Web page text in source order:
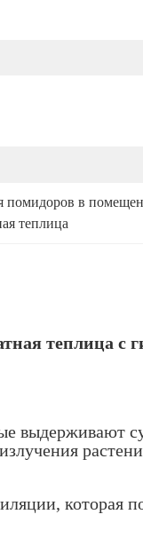
помидоров в
теплица
теплица с
выдерживают
которая